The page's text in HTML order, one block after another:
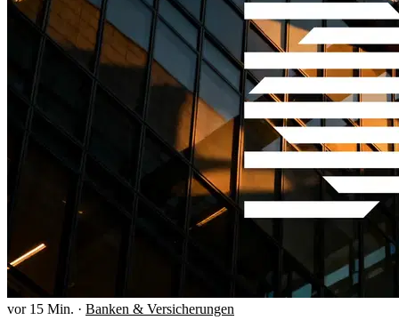
vor 15 Min. · Banken & Versicherungen